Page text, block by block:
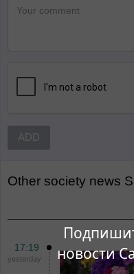
новости
ADD
Other Society news
17:19
yesterday